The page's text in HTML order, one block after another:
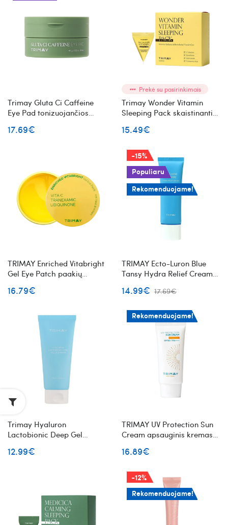
Trimay Gluta Ci Caffeine
Eye Pad tonizuojančios
kofeinu
17.69€
Prekė su pasirinkimais
Trimay Wonder Vitamin
Sleeping Pack skaistinanti
15.49€
TRIMAY Enriched Vitabright
Gel Eye Patch paakių
16.79€
-15%
Populiaru
Rekomenduojame!
TRIMAY Ecto-Luron Blue
Tansy Hydra Relief Cream
alavijais
14.99€ 17.69€
Trimay Hyaluron
Lactobionic Deep Gel
veido gelis
12.99€
Rekomenduojame!
TRIMAY UV Protection Sun
Cream apsauginis kremas
16.89€
-12%
Rekomenduojame!